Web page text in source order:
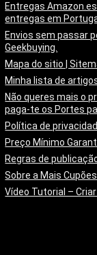
Entregas
entregas em
Envios sem passar
Geekbuying.
Mapa do sitio |
Minha lista de
Não queres mais o
paga-te os Portes
Política de
Preço Mínimo
Regras de
Sobre a Mais
Vídeo Tutorial –